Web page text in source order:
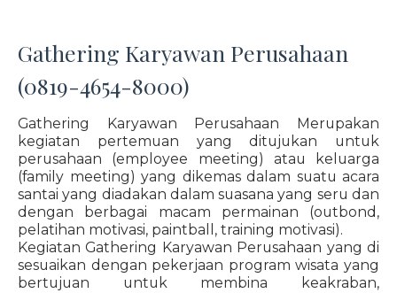
Gathering Karyawan Perusahaan
(0819-4654-8000)
Gathering Karyawan Perusahaan Merupakan
kegiatan pertemuan yang ditujukan untuk
perusahaan (employee meeting) atau keluarga
(family meeting) yang dikemas dalam suatu acara
santai yang diadakan dalam suasana yang seru dan
dengan berbagai macam permainan (outbond,
pelatihan motivasi, paintball, training motivasi).
Kegiatan Gathering Karyawan Perusahaan yang di
sesuaikan dengan pekerjaan program wisata yang
bertujuan untuk membina keakraban,